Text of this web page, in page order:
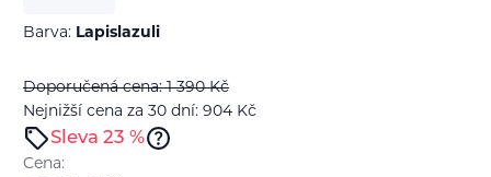
Barva: Lapislazuli
Doporučená cena: 1 390Kč
Nejnižší cena za 30 dní: 904 Kč
Sleva 23 %
Cena: